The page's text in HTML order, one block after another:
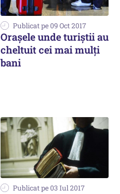
Publicat pe 09 Oct 2017
Orașele unde turiștii au
cheltuit cei mai mulți
bani
Publicat pe 03 Iul 2017